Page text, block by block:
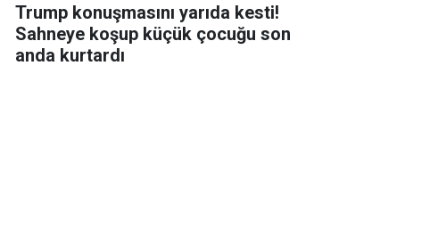
Trump konuşmasını yarıda kesti!
Sahneye koşup küçük çocuğu son
anda kurtardı